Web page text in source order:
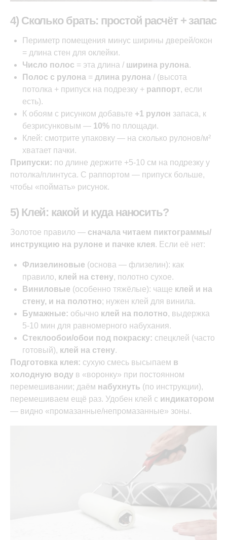
4) Сколько брать: простой расчёт + запас
Периметр помещения минус ширины дверей/окон
= длина стен для оклейки.
Число полос = эта длина / ширина рулона.
Полос с рулона = длина рулона / (высота
потолка + припуск на подрезку + раппорт, если
есть).
К обоям с рисунком добавьте +1 рулон запаса, к
безрисунковым — 10% по площади.
Клей: смотрите упаковку — на сколько рулонов/м²
хватает пачки.
Припуски: по длине держите +5-10 см на подрезку у
потолка/плинтуса. С раппортом — припуск больше,
чтобы «поймать» рисунок.
5) Клей: какой и куда наносить?
Золотое правило — сначала читаем пиктограммы/
инструкцию на рулоне и пачке клея. Если её нет:
Флизелиновые (основа — флизелин): как
правило, клей на стену, полотно сухое.
Виниловые (особенно тяжёлые): чаще клей и на
стену, и на полотно; нужен клей для винила.
Бумажные: обычно клей на полотно, выдержка
5-10 мин для равномерного набухания.
Стеклообои/обои под покраску: спецклей (часто
готовый), клей на стену.
Подготовка клея: сухую смесь высыпаем в
холодную воду в «воронку» при постоянном
перемешивании; даём набухнуть (по инструкции),
перемешиваем ещё раз. Удобен клей с индикатором
— видно «промазанные/непромазанные» зоны.